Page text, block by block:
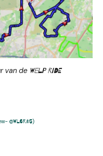
van de Welp ride
- @WLGR#5)